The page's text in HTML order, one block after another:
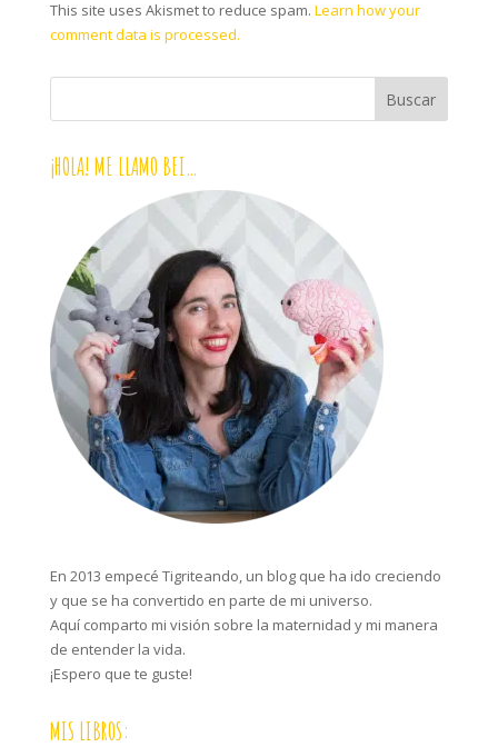
This site uses Akismet to reduce spam. Learn how your
comment data is processed.
¡HOLA! ME LLAMO BEI…
En 2013 empecé Tigriteando, un blog que ha ido creciendo
y que se ha convertido en parte de mi universo.
Aquí comparto mi visión sobre la maternidad y mi manera
de entender la vida.
¡Espero que te guste!
MIS LIBROS: